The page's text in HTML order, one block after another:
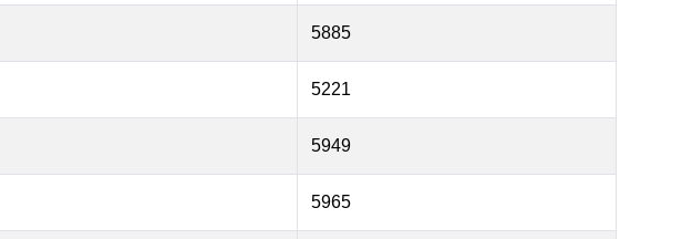
5885
5221
5949
5965